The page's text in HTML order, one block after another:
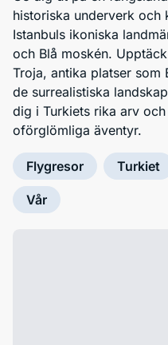
historiska underverk och
Istanbuls ikoniska
och Blå moskén.
Troja, antika platser som
de surrealistiska
dig i Turkiets rika arv
oförglömliga äventyr.
Flygresor Turkiet
Vår